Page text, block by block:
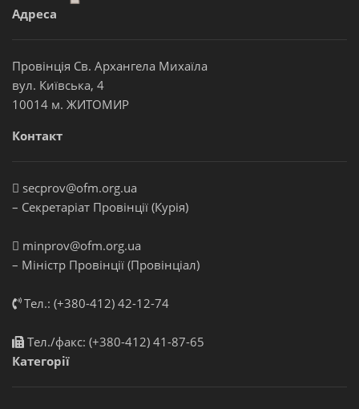
Адреса
Провінція Св. Архангела Михаїла
вул. Київська, 4
10014 м. ЖИТОМИР
Контакт
secprov@ofm.org.ua
– Секретаріат Провінції (Курія)
minprov@ofm.org.ua
– Міністр Провінції (Провінціал)
Тел.: (+380-412) 42-12-74
Тел./факс: (+380-412) 41-87-65
Категорії